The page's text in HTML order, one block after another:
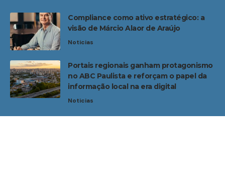
Compliance como ativo estratégico: a
visão de Márcio Alaor de Araújo
Noticias
Portais regionais ganham protagonismo
no ABC Paulista e reforçam o papel da
informação local na era digital
Noticias